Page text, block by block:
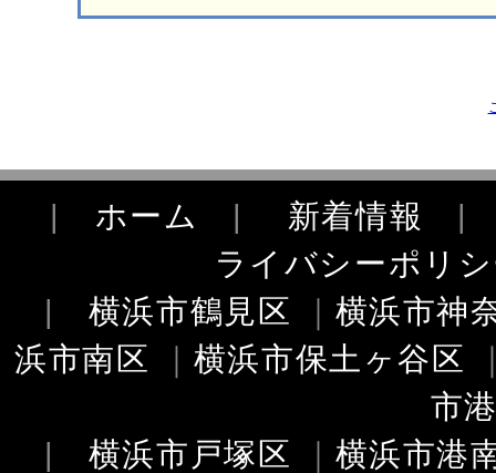
| ホーム | 新着情報
ライバシーポリ
| 横浜市鶴見区 ｜ 横浜市神
浜市南区 ｜ 横浜市保土ヶ谷区
市
| 横浜市戸塚区 ｜ 横浜市港